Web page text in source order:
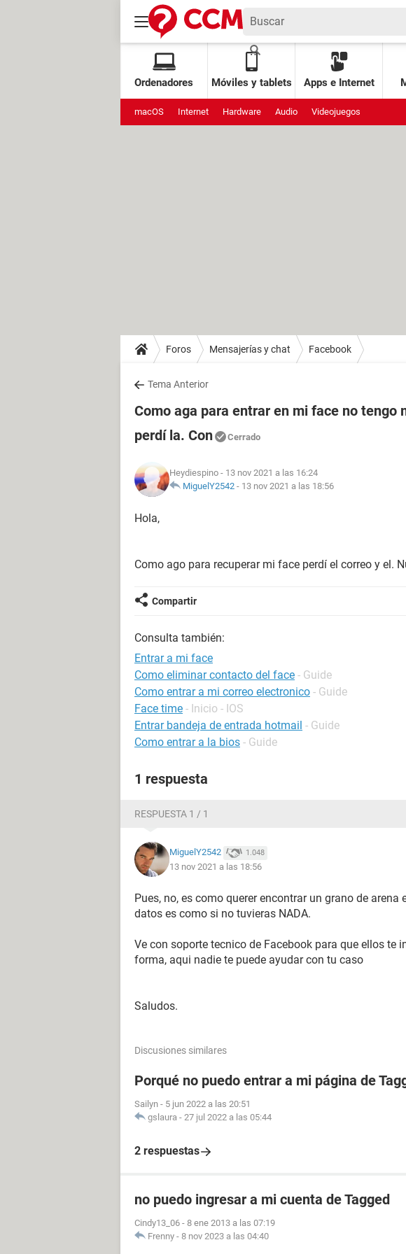
Ordenadores Móviles y tablets Apps e Internet
macOS Internet Hardware Audio Videojuegos
Foros Mensajerías y chat Facebook
Tema Anterior
Como aga para entrar en mi face no tengo
perdí la. Con
Cerrado
Heydiespino - 13 nov 2021 a las 16:24
MiguelY2542 - 13 nov 2021 a las 18:56
Hola,
Como ago para recuperar mi face perdí el correo y el.
Compartir
Consulta también:
Entrar a mi face
Como eliminar contacto del face - Guide
Como entrar a mi correo electronico - Guide
Face time - Inicio - IOS
Entrar bandeja de entrada hotmail - Guide
Como entrar a la bios - Guide
1 respuesta
RESPUESTA 1 / 1
MiguelY2542 1.048
13 nov 2021 a las 18:56
Pues, no, es como querer encontrar un grano de
datos es como si no tuvieras NADA.
Ve con soporte tecnico de Facebook para que ellos te
forma, aqui nadie te puede ayudar con tu caso
Saludos.
Discusiones similares
Porqué no puedo entrar a mi página de
Sailyn - 5 jun 2022 a las 20:51
gslaura - 27 jul 2022 a las 05:44
2 respuestas
no puedo ingresar a mi cuenta de Tagged
Cindy13_06 - 8 ene 2013 a las 07:19
Frenny - 8 nov 2023 a las 04:40